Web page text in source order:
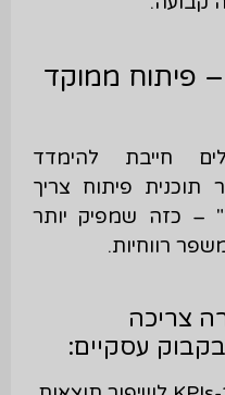
פיתוח ממוקד
חייבת להימדד
פיתוח צריך
– כזה שמפיק יותר
רווחיות.
צריכה
עסקיים: